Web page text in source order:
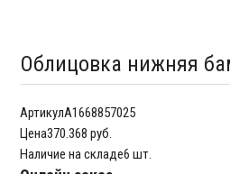
Облицовка нижняя
АртикулA1668857025
Цена370.368 руб.
Наличие на складе6 шт.